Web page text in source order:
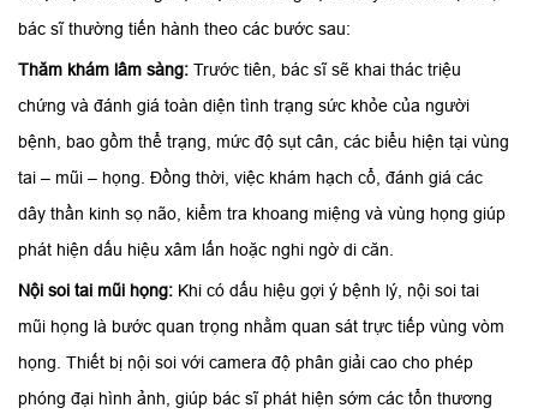
bác sĩ thường tiến hành theo các bước sau:
Thăm khám lâm sàng: Trước tiên, bác sĩ sẽ khai thác triệu
chứng và đánh giá toàn diện tình trạng sức khỏe của người
bệnh, bao gồm thể trạng, mức độ sụt cân, các biểu hiện tại vùng
tai – mũi – họng. Đồng thời, việc khám hạch cổ, đánh giá các
dây thần kinh sọ não, kiểm tra khoang miệng và vùng họng giúp
phát hiện dấu hiệu xâm lấn hoặc nghi ngờ di căn.
Nội soi tai mũi họng: Khi có dấu hiệu gợi ý bệnh lý, nội soi tai
mũi họng là bước quan trọng nhằm quan sát trực tiếp vùng vòm
họng. Thiết bị nội soi với camera độ phân giải cao cho phép
phóng đại hình ảnh, giúp bác sĩ phát hiện sớm các tổn thương